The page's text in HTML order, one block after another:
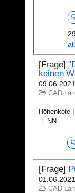
[Frage]
keinen
CAD
Höhenkote
NN
[Frage]
CAD